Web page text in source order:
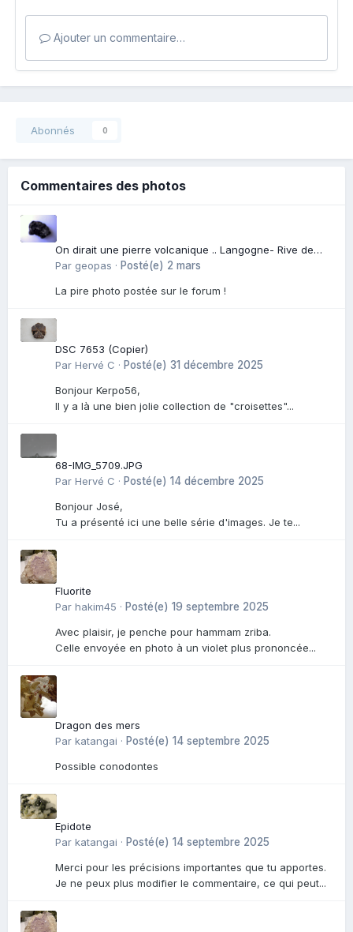
Ajouter un commentaire…
Abonnés 0
Commentaires des photos
On dirait une pierre volcanique .. Langogne- Rive de
l\'Alli
Par geopas · Posté(e) 2 mars
La pire photo postée sur le forum !
DSC 7653 (Copier)
Par Hervé C · Posté(e) 31 décembre 2025
Bonjour Kerpo56,
Il y a là une bien jolie collection de "croisettes"...
68-IMG_5709.JPG
Par Hervé C · Posté(e) 14 décembre 2025
Bonjour José,
Tu a présenté ici une belle série d'images. Je te...
Fluorite
Par hakim45 · Posté(e) 19 septembre 2025
Avec plaisir, je penche pour hammam zriba.
Celle envoyée en photo à un violet plus prononcée...
Dragon des mers
Par katangai · Posté(e) 14 septembre 2025
Possible conodontes
Epidote
Par katangai · Posté(e) 14 septembre 2025
Merci pour les précisions importantes que tu apportes.
Je ne peux plus modifier le commentaire, ce qui peut...